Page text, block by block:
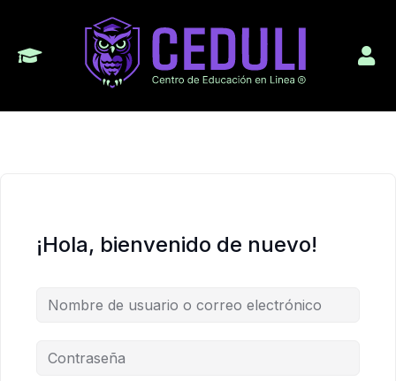
¡Hola, bienvenido de nuevo!